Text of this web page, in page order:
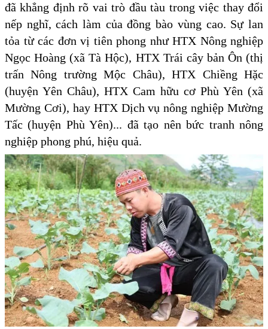
đã khẳng định rõ vai trò đầu tàu trong việc thay đổi
nếp nghĩ, cách làm của đồng bào vùng cao. Sự lan
tỏa từ các đơn vị tiên phong như HTX Nông nghiệp
Ngọc Hoàng (xã Tà Hộc), HTX Trái cây bản Ôn (thị
trấn Nông trường Mộc Châu), HTX Chiềng Hặc
(huyện Yên Châu), HTX Cam hữu cơ Phù Yên (xã
Mường Cơi), hay HTX Dịch vụ nông nghiệp Mường
Tấc (huyện Phù Yên)... đã tạo nên bức tranh nông
nghiệp phong phú, hiệu quả.